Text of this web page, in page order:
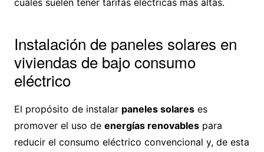
cuales suelen tener tarifas eléctricas más altas.
Instalación de paneles solares en
viviendas de bajo consumo
eléctrico
El propósito de instalar paneles solareses
promover el uso de energías renovablespara
reducir el consumo eléctrico convencional y, de esta